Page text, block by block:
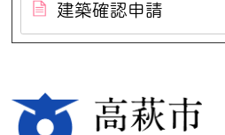
建築確認申請